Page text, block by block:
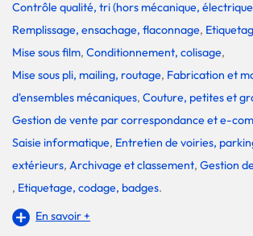
Contrôle qualité, tri (hors mécanique,
Remplissage, ensachage, flaconnage,
Mise sous film, Conditionnement, colisage,
Mise sous pli, mailing, routage, Fabrication et
d'ensembles mécaniques, Couture, petites et
Gestion de vente par correspondance et e-
Saisie informatique, Entretien de voiries,
extérieurs, Archivage et classement, Gestion
, Etiquetage, codage, badges.
En savoir +